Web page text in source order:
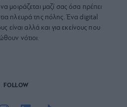
μοιράζεται μαζί σας όσα πρέπει
πλευρά της πόλης. Ένα digital
είναι αλλά και για εκείνους που
νότιοι.
FOLLOW